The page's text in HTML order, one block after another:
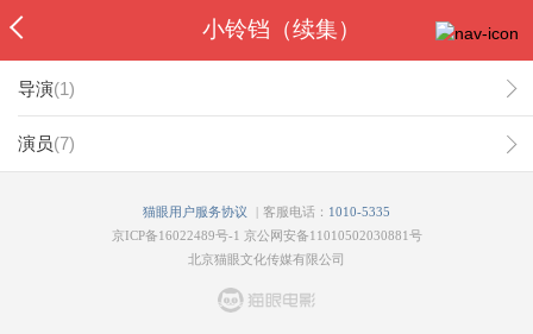
小铃铛（续集）
导演(1)
演员(7)
猫眼用户服务协议 | 客服电话： 1010-5335
京ICP备16022489号-1 京公网安备11010502030881号
北京猫眼文化传媒有限公司